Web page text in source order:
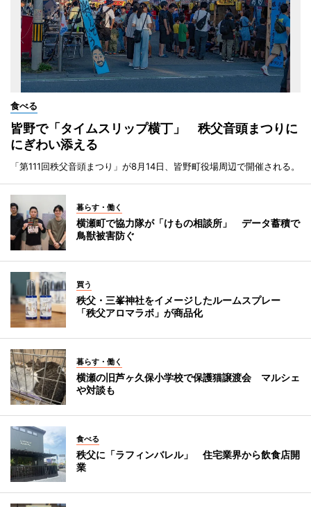
食べる
皆野で「タイムスリップ横丁」 秩父音頭まつりに
にぎわい添える
「第111回秩父音頭まつり」が8月14日、皆野町役場周辺で開催される。
暮らす・働く
横瀬町で協力隊が「けもの相談所」 データ蓄積で
鳥獣被害防ぐ
買う
秩父・三峯神社をイメージしたルームスプレー
「秩父アロマラボ」が商品化
暮らす・働く
横瀬の旧芦ヶ久保小学校で保護猫譲渡会 マルシェ
や対談も
食べる
秩父に「ラフィンバレル」 住宅業界から飲食店開
業